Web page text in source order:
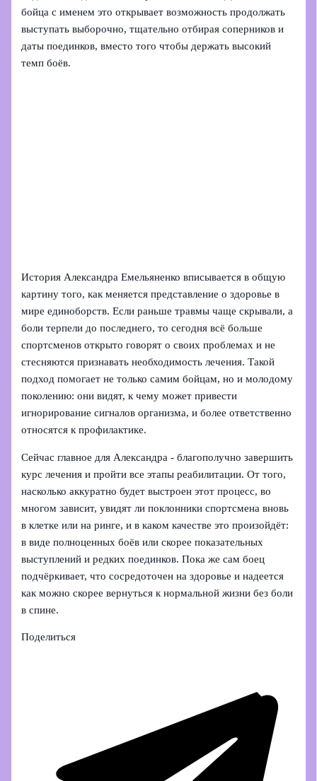
бойца с именем это открывает возможность продолжать
выступать выборочно, тщательно отбирая соперников и
даты поединков, вместо того чтобы держать высокий
темп боёв.
История Александра Емельяненко вписывается в общую
картину того, как меняется представление о здоровье в
мире единоборств. Если раньше травмы чаще скрывали, а
боли терпели до последнего, то сегодня всё больше
спортсменов открыто говорят о своих проблемах и не
стесняются признавать необходимость лечения. Такой
подход помогает не только самим бойцам, но и молодому
поколению: они видят, к чему может привести
игнорирование сигналов организма, и более ответственно
относятся к профилактике.
Сейчас главное для Александра - благополучно завершить
курс лечения и пройти все этапы реабилитации. От того,
насколько аккуратно будет выстроен этот процесс, во
многом зависит, увидят ли поклонники спортсмена вновь
в клетке или на ринге, и в каком качестве это произойдёт:
в виде полноценных боёв или скорее показательных
выступлений и редких поединков. Пока же сам боец
подчёркивает, что сосредоточен на здоровье и надеется
как можно скорее вернуться к нормальной жизни без боли
в спине.
Поделиться